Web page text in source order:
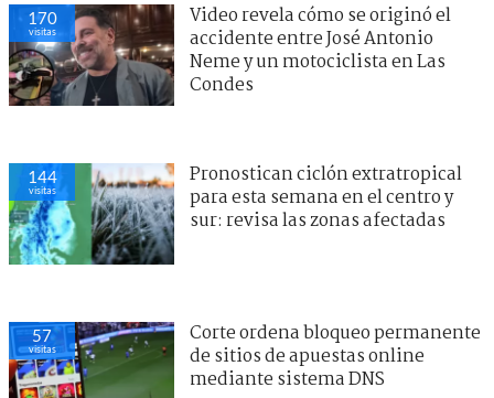
170
visitas
Video revela cómo se originó el
accidente entre José Antonio
Neme y un motociclista en Las
Condes
144
visitas
Pronostican ciclón extratropical
para esta semana en el centro y
sur: revisa las zonas afectadas
57
visitas
Corte ordena bloqueo permanente
de sitios de apuestas online
mediante sistema DNS